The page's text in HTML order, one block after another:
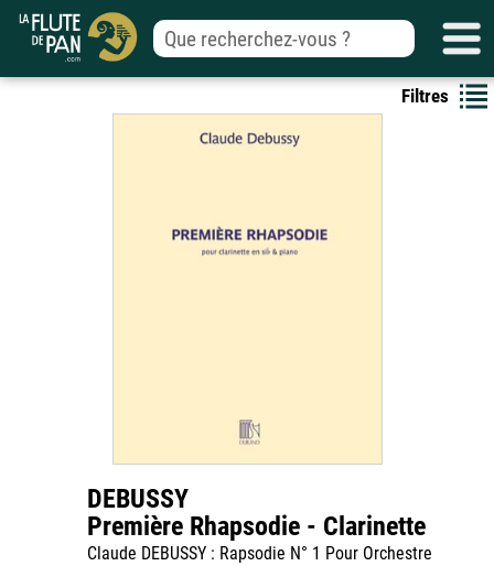
Filtres
DEBUSSY
Première Rhapsodie - Clarinette
Claude DEBUSSY : Rapsodie N° 1 Pour Orchestre